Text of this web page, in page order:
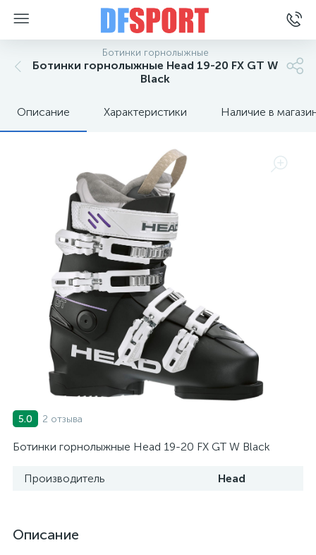
Ботинки горнолыжные
Ботинки горнолыжные Head 19-20 FX GT W
Black
Описание Характеристики Наличие в
5.0 2 отзыва
Ботинки горнолыжные Head 19-20 FX GT W Black
Производитель Head
Описание